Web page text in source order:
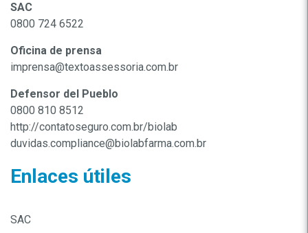
SAC
0800 724 6522
Oficina de prensa
imprensa@textoassessoria.com.br
Defensor del Pueblo
0800 810 8512
http://contatoseguro.com.br/biolab
duvidas.compliance@biolabfarma.com.br
Enlaces útiles
SAC